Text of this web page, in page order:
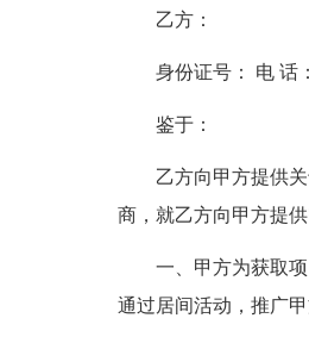
乙方：
身份证号： 电 话：
鉴于：
乙方向甲方提供
商，就乙方向甲方提
一、甲方为获取
通过居间活动，推广